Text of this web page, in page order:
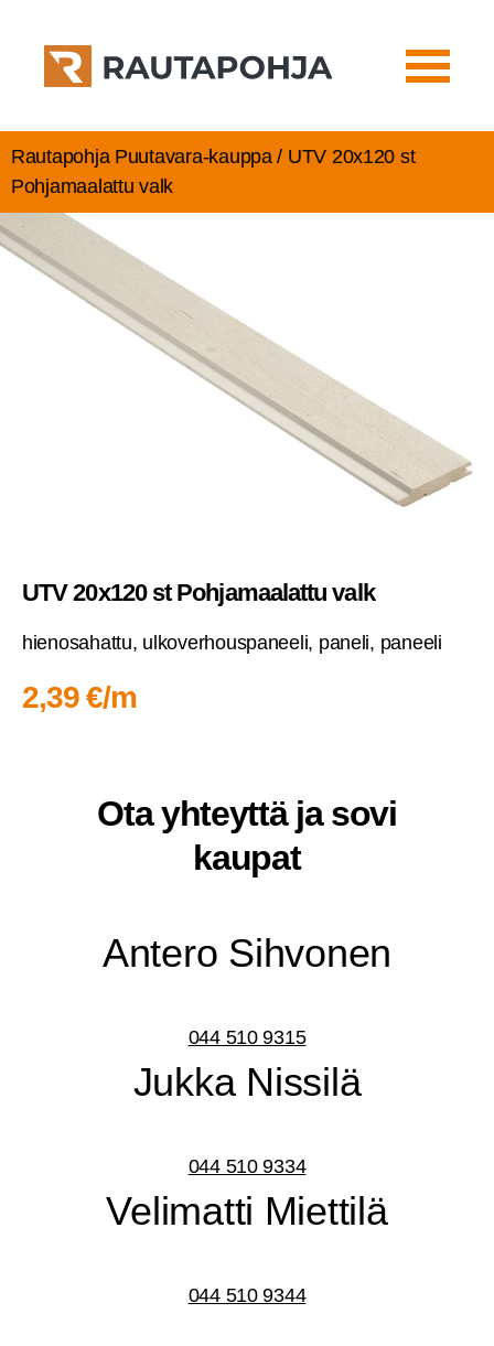
Rautapohja Puutavara-kauppa / UTV 20x120 st
Poh­ja­maa­lat­tu valk
UTV 20x120 st Poh­ja­maa­lat­tu valk
hien­osa­hat­tu, ulko­ver­hous­pa­nee­li, pane­li, paneeli
2,39 €/m
Ota yhteyt­tä ja sovi
kaupat
Ante­ro Sihvonen
044 510 9315
Juk­ka Nissilä
044 510 9334
Veli­mat­ti Miettilä
044 510 9344